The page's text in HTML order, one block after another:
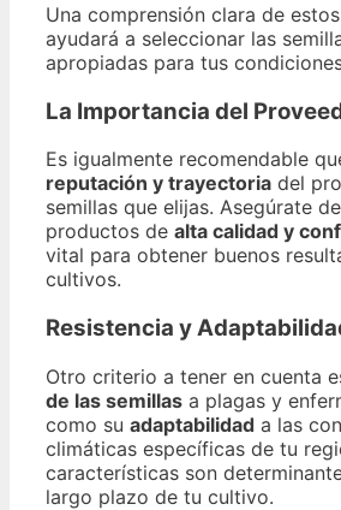
Una comprensión clara de
ayudará a seleccionar las
apropiadas para tus
La Importancia del
Es igualmente recomendable
reputación y trayectoria del
semillas que elijas. Asegúrate
productos de alta calidad y
vital para obtener buenos
cultivos.
Resistencia y
Otro criterio a tener en cuenta
de las semillas a plagas y
como su adaptabilidad a las
climáticas específicas de tu
características son
largo plazo de tu cultivo.